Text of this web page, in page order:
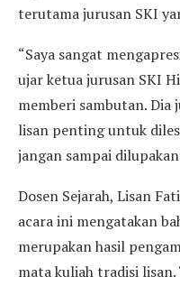
terutama jurusan SKI
“Saya sangat
ujar ketua jurusan SKI
memberi sambutan. Dia
lisan penting untuk
jangan sampai
Dosen Sejarah, Lisan
acara ini mengatakan
merupakan hasil
mata kuliah tradisi